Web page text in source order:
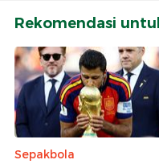
Rekomendasi
Sepakbola